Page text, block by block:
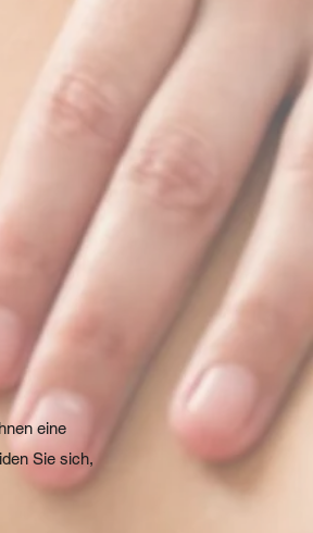
eine
Sie sich,